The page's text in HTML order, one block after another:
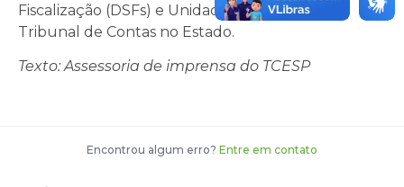
Fiscalização (DSFs) e Unidades Regionais do
Tribunal de Contas no Estado.
Texto: Assessoria de imprensa do TCESP
Encontrou algum erro? Entre em contato